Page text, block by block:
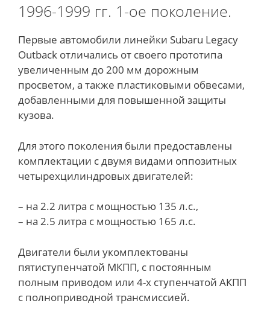
1996-1999 гг. 1-ое поколение.
Первые автомобили линейки Subaru Legacy
Outback отличались от своего прототипа
увеличенным до 200 мм дорожным
просветом, а также пластиковыми обвесами,
добавленными для повышенной защиты
кузова.
Для этого поколения были предоставлены
комплектации с двумя видами оппозитных
четырехцилиндровых двигателей:
– на 2.2 литра с мощностью 135 л.с.,
– на 2.5 литра с мощностью 165 л.с.
Двигатели были укомплектованы
пятиступенчатой МКПП, с постоянным
полным приводом или 4-х ступенчатой АКПП
с полноприводной трансмиссией.